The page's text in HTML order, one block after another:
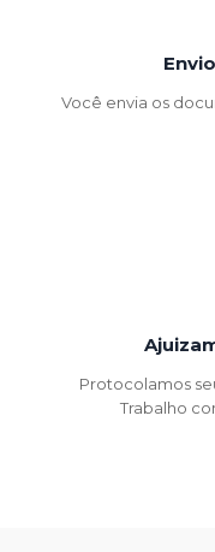
Você envia os
Protocolamos
Trabalho